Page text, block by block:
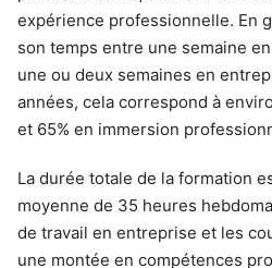
expérience professionnelle. En
son temps entre une semaine
une ou deux semaines en
années, cela correspond à
et 65% en immersion
La durée totale de la formation
moyenne de 35 heures
de travail en entreprise et les
une montée en compétences